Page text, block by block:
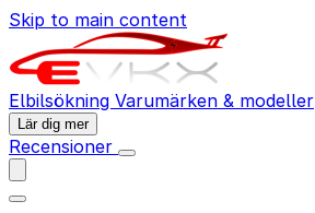
Skip to main content
Elbilsökning Varumärken & modeller
Lär dig mer
Recensioner